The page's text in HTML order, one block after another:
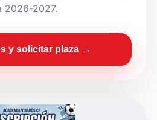
2026-2027.
y solicitar plaza →